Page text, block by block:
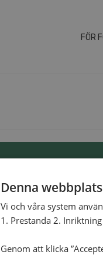
FÖR
Denna
Vi och våra system
1. Prestanda 2.
Genom att klicka